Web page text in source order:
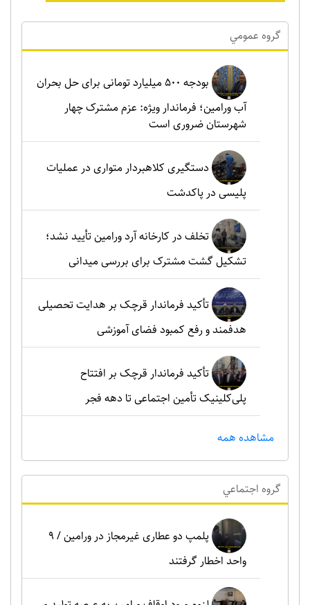
گروه عمومي
بودجه ۵۰۰ میلیارد تومانی برای حل بحران
آب ورامین؛ فرماندار ویژه: عزم مشترک چهار
شهرستان ضروری است
دستگیری کلاهبردار متواری در عملیات
پلیسی در پاکدشت
تخلف در کارخانه آرد ورامین تأیید نشد؛
تشکیل گشت مشترک برای بررسی میدانی
تأکید فرماندار قرچک بر هدایت تحصیلی
هدفمند و رفع کمبود فضای آموزشی
تأکید فرماندار قرچک بر افتتاح
پلی‌کلینیک تأمین اجتماعی تا دهه فجر
مشاهده همه
گروه اجتماعي
پلمپ دو عطاری غیرمجاز در ورامین / ۹
واحد اخطار گرفتند